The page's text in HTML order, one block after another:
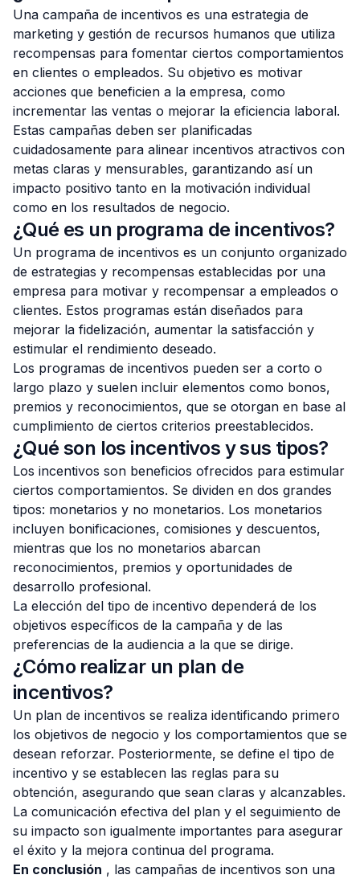
Una campaña de incentivos es una estrategia de
marketing y gestión de recursos humanos que utiliza
recompensas para fomentar ciertos comportamientos
en clientes o empleados. Su objetivo es motivar
acciones que beneficien a la empresa, como
incrementar las ventas o mejorar la eficiencia laboral.
Estas campañas deben ser planificadas
cuidadosamente para alinear incentivos atractivos con
metas claras y mensurables, garantizando así un
impacto positivo tanto en la motivación individual
como en los resultados de negocio.
¿Qué es un programa de incentivos?
Un programa de incentivos es un conjunto organizado
de estrategias y recompensas establecidas por una
empresa para motivar y recompensar a empleados o
clientes. Estos programas están diseñados para
mejorar la fidelización, aumentar la satisfacción y
estimular el rendimiento deseado.
Los programas de incentivos pueden ser a corto o
largo plazo y suelen incluir elementos como bonos,
premios y reconocimientos, que se otorgan en base al
cumplimiento de ciertos criterios preestablecidos.
¿Qué son los incentivos y sus tipos?
Los incentivos son beneficios ofrecidos para estimular
ciertos comportamientos. Se dividen en dos grandes
tipos: monetarios y no monetarios. Los monetarios
incluyen bonificaciones, comisiones y descuentos,
mientras que los no monetarios abarcan
reconocimientos, premios y oportunidades de
desarrollo profesional.
La elección del tipo de incentivo dependerá de los
objetivos específicos de la campaña y de las
preferencias de la audiencia a la que se dirige.
¿Cómo realizar un plan de
incentivos?
Un plan de incentivos se realiza identificando primero
los objetivos de negocio y los comportamientos que se
desean reforzar. Posteriormente, se define el tipo de
incentivo y se establecen las reglas para su
obtención, asegurando que sean claras y alcanzables.
La comunicación efectiva del plan y el seguimiento de
su impacto son igualmente importantes para asegurar
el éxito y la mejora continua del programa.
En conclusión , las campañas de incentivos son una